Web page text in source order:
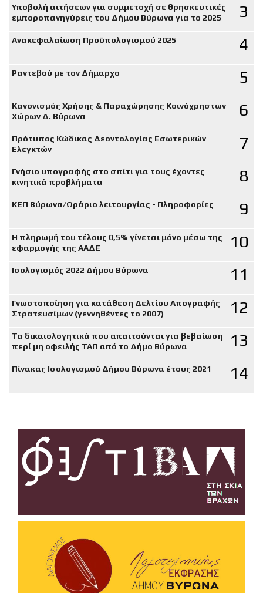
Υποβολή αιτήσεων για συμμετοχή σε θρησκευτικές
εμποροπανηγύρεις του Δήμου Βύρωνα για το 2025
3
Ανακεφαλαίωση Προϋπολογισμού 2025 4
Ραντεβού με τον Δήμαρχο 5
Κανονισμός Χρήσης & Παραχώρησης Κοινόχρηστων
Χώρων Δ. Βύρωνα
6
Πρότυπος Κώδικας Δεοντολογίας Εσωτερικών
Ελεγκτών
7
Γνήσιο υπογραφής στο σπίτι για τους έχοντες
κινητικά προβλήματα
8
ΚΕΠ Βύρωνα/Ωράριο λειτουργίας - Πληροφορίες 9
Η πληρωμή του τέλους 0,5% γίνεται μόνο μέσω της
εφαρμογής της ΑΑΔΕ
10
Ισολογισμός 2022 Δήμου Βύρωνα 11
Γνωστοποίηση για κατάθεση Δελτίου Απογραφής
Στρατευσίμων (γεννηθέντες το 2007)
12
Τα δικαιολογητικά που απαιτούνται για βεβαίωση
περί μη οφειλής ΤΑΠ από το Δήμο Βύρωνα
13
Πίνακας Ισολογισμού Δήμου Βύρωνα έτους 2021 14